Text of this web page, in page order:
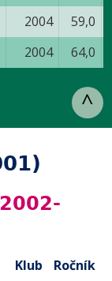
2004
59,0
2004 64,0
^
Klub Ročník